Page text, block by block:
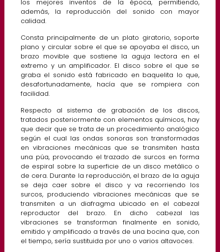
los mejores inventos de la época, permitiendo,
además, la reproducción del sonido con mayor
calidad.
Consta principalmente de un plato giratorio, soporte
plano y circular sobre el que se apoyaba el disco, un
brazo movible que sostiene la aguja lectora en el
extremo y un amplificador. El disco sobre el que se
graba el sonido está fabricado en baquelita lo que,
desafortunadamente, hacía que se rompiera con
facilidad.
Respecto al sistema de grabación de los discos,
tratados posteriormente con elementos químicos, hay
que decir que se trata de un procedimiento analógico
según el cual las ondas sonoras son transformadas
en vibraciones mecánicas que se transmiten hasta
una púa, provocando el trazado de surcos en forma
de espiral sobre la superficie de un disco metálico o
de cera. Durante la reproducción, el brazo de la aguja
se deja caer sobre el disco y va recorriendo los
surcos, produciendo vibraciones mecánicas que se
transmiten a un diafragma ubicado en el cabezal
reproductor del brazo. En dicho cabezal las
vibraciones se transforman finalmente en sonido,
emitido y amplificado a través de una bocina que, con
el tiempo, sería sustituida por uno o varios altavoces.